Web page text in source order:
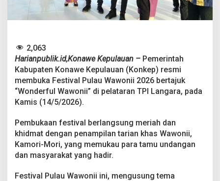
s
i
u
k
a
,
K
o
k
p
S
u
u
2,063
Harianpublik.id,Konawe Kepulauan – Pemerintah
Kabupaten Konawe Kepulauan (Konkep) resmi
membuka Festival Pulau Wawonii 2026 bertajuk
“Wonderful Wawonii” di pelataran TPI Langara, pada
Kamis (14/5/2026).
Pembukaan festival berlangsung meriah dan
khidmat dengan penampilan tarian khas Wawonii,
Kamori-Mori, yang memukau para tamu undangan
dan masyarakat yang hadir.
Festival Pulau Wawonii ini, mengusung tema